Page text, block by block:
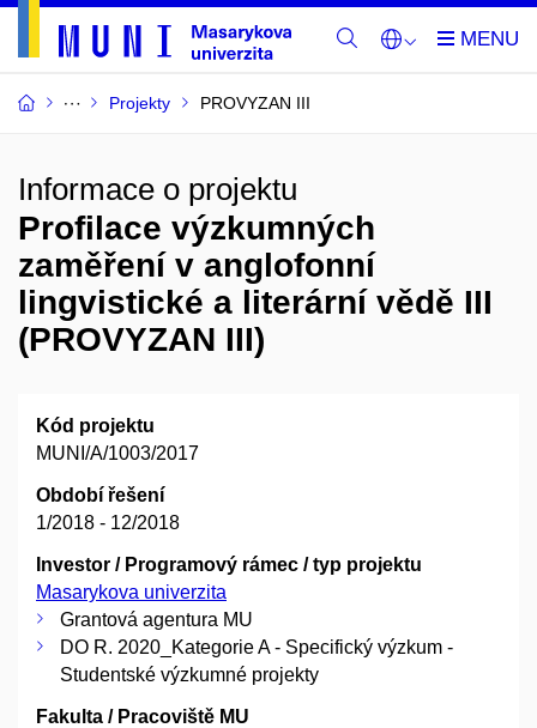
Projekty PROVYZAN III
Informace o projektu
Profilace výzkumných
zaměření v anglofonní
lingvistické a literární vědě III
(PROVYZAN III)
Kód projektu
MUNI/A/1003/2017
Období řešení
1/2018 - 12/2018
Investor / Programový rámec / typ projektu
Masarykova univerzita
Grantová agentura MU
DO R. 2020_Kategorie A - Specifický výzkum -
Studentské výzkumné projekty
Fakulta / Pracoviště MU